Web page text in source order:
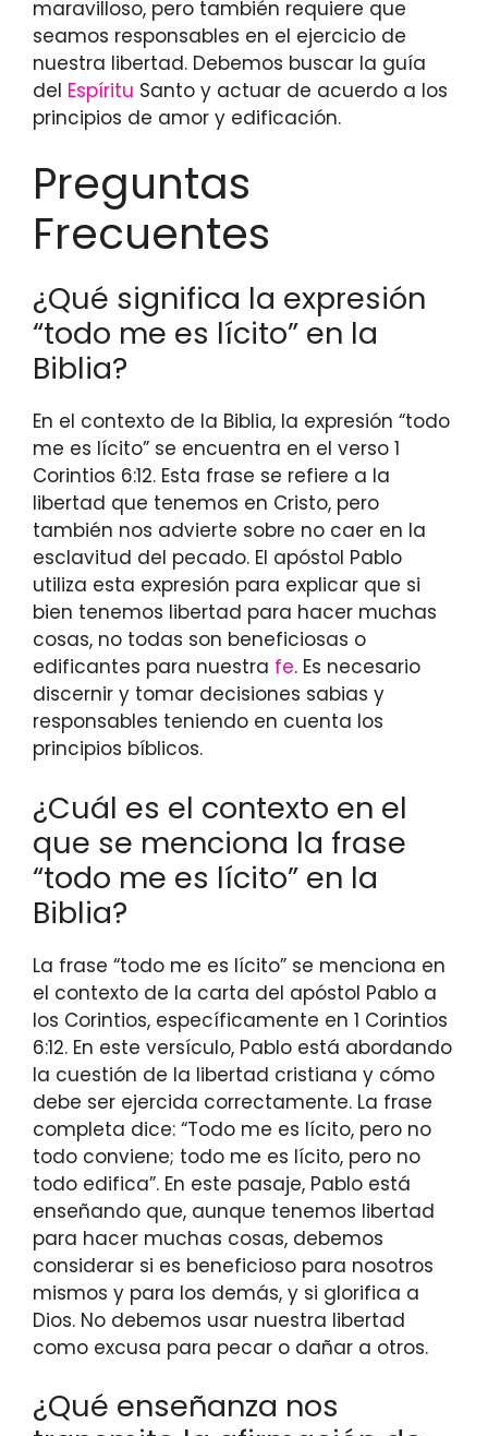
maravilloso, pero también requiere que
seamos responsables en el ejercicio de
nuestra libertad. Debemos buscar la guía
del Espíritu Santo y actuar de acuerdo a los
principios de amor y edificación.
Preguntas
Frecuentes
¿Qué significa la expresión
“todo me es lícito” en la
Biblia?
En el contexto de la Biblia, la expresión “todo
me es lícito” se encuentra en el verso 1
Corintios 6:12. Esta frase se refiere a la
libertad que tenemos en Cristo, pero
también nos advierte sobre no caer en la
esclavitud del pecado. El apóstol Pablo
utiliza esta expresión para explicar que si
bien tenemos libertad para hacer muchas
cosas, no todas son beneficiosas o
edificantes para nuestra fe. Es necesario
discernir y tomar decisiones sabias y
responsables teniendo en cuenta los
principios bíblicos.
¿Cuál es el contexto en el
que se menciona la frase
“todo me es lícito” en la
Biblia?
La frase “todo me es lícito” se menciona en
el contexto de la carta del apóstol Pablo a
los Corintios, específicamente en 1 Corintios
6:12. En este versículo, Pablo está abordando
la cuestión de la libertad cristiana y cómo
debe ser ejercida correctamente. La frase
completa dice: “Todo me es lícito, pero no
todo conviene; todo me es lícito, pero no
todo edifica”. En este pasaje, Pablo está
enseñando que, aunque tenemos libertad
para hacer muchas cosas, debemos
considerar si es beneficioso para nosotros
mismos y para los demás, y si glorifica a
Dios. No debemos usar nuestra libertad
como excusa para pecar o dañar a otros.
¿Qué enseñanza nos